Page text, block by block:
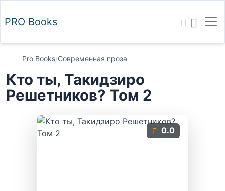
PRO Books
Pro Books/Современная проза
Кто ты, Такидзиро
Решетников? Том 2
0.0